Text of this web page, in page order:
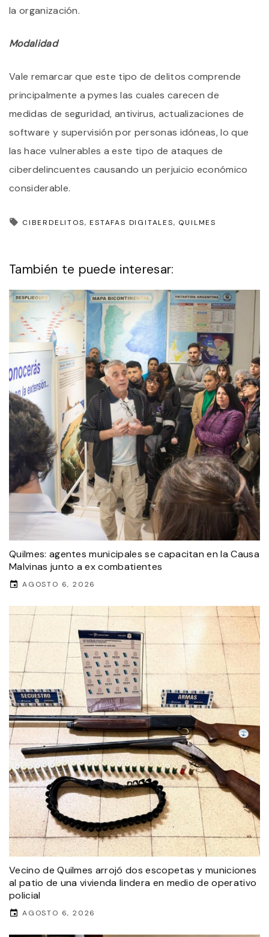
la organización.
Modalidad
Vale remarcar que este tipo de delitos comprende
principalmente a pymes las cuales carecen de
medidas de seguridad, antivirus, actualizaciones de
software y supervisión por personas idóneas, lo que
las hace vulnerables a este tipo de ataques de
ciberdelincuentes causando un perjuicio económico
considerable.
CIBERDELITOS ESTAFAS DIGITALES QUILMES
También te puede interesar:
Quilmes: agentes municipales se capacitan en la Causa
Malvinas junto a ex combatientes
AGOSTO 6, 2026
Vecino de Quilmes arrojó dos escopetas y municiones
al patio de una vivienda lindera en medio de operativo
policial
AGOSTO 6, 2026